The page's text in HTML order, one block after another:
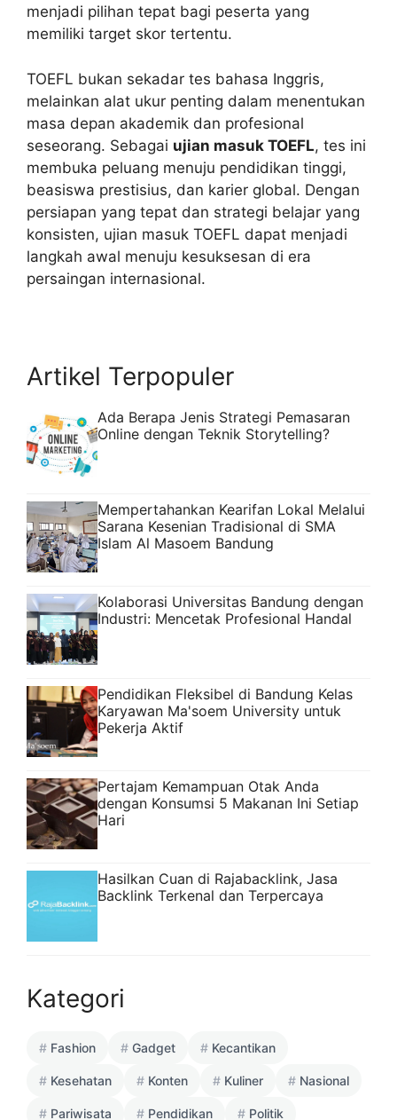
menjadi pilihan tepat bagi peserta yang
memiliki target skor tertentu.
TOEFL bukan sekadar tes bahasa Inggris,
melainkan alat ukur penting dalam menentukan
masa depan akademik dan profesional
seseorang. Sebagai ujian masuk TOEFL, tes ini
membuka peluang menuju pendidikan tinggi,
beasiswa prestisius, dan karier global. Dengan
persiapan yang tepat dan strategi belajar yang
konsisten, ujian masuk TOEFL dapat menjadi
langkah awal menuju kesuksesan di era
persaingan internasional.
Artikel Terpopuler
Ada Berapa Jenis Strategi Pemasaran
Online dengan Teknik Storytelling?
Mempertahankan Kearifan Lokal Melalui
Sarana Kesenian Tradisional di SMA
Islam Al Masoem Bandung
Kolaborasi Universitas Bandung dengan
Industri: Mencetak Profesional Handal
Pendidikan Fleksibel di Bandung Kelas
Karyawan Ma'soem University untuk
Pekerja Aktif
Pertajam Kemampuan Otak Anda
dengan Konsumsi 5 Makanan Ini Setiap
Hari
Hasilkan Cuan di Rajabacklink, Jasa
Backlink Terkenal dan Terpercaya
Kategori
Fashion Gadget Kecantikan
Kesehatan Konten Kuliner Nasional
Pariwisata Pendidikan Politik